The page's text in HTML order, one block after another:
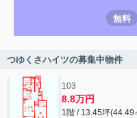
無料
つゆくさハイツの募集中物件
103
8.8万円
1階 / 13.45坪(44.49